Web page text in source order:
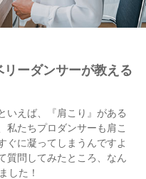
ーダンサーが教える
いえば、『肩こり』がある
私たちプロダンサーも肩こ
ぐに凝ってしまうんですよ
質問してみたところ、なん
した！